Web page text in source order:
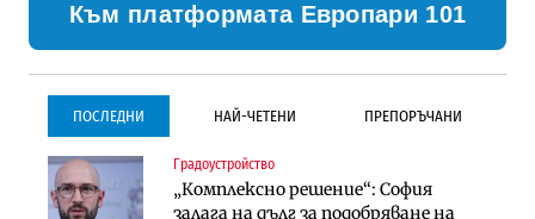
Към платформата Европари 101
ПОСЛЕДНИ НАЙ-ЧЕТЕНИ ПРЕПОРЪЧАНИ
Градоустройство
„Комплексно решение“: София
залага на дълг за подобряване на
Градоустройство
Столична община избра
изпълнител за преместването на
Инфраструктура
Проектирането на тунела под
Петрохан ще върви паралелно с